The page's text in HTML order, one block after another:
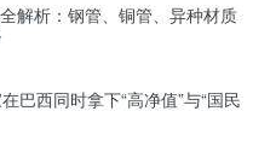
解析：钢管、铜管、异种材质
巴西同时拿下“高净值”与“国民